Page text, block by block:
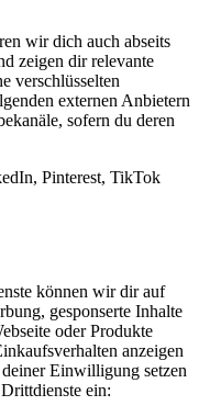
wir dich auch abseits
zeigen dir relevante
verschlüsselten
externen Anbietern
sofern du deren
Pinterest, TikTok
können wir dir auf
gesponserte Inhalte
oder Produkte
anzeigen
Einwilligung setzen
ein: